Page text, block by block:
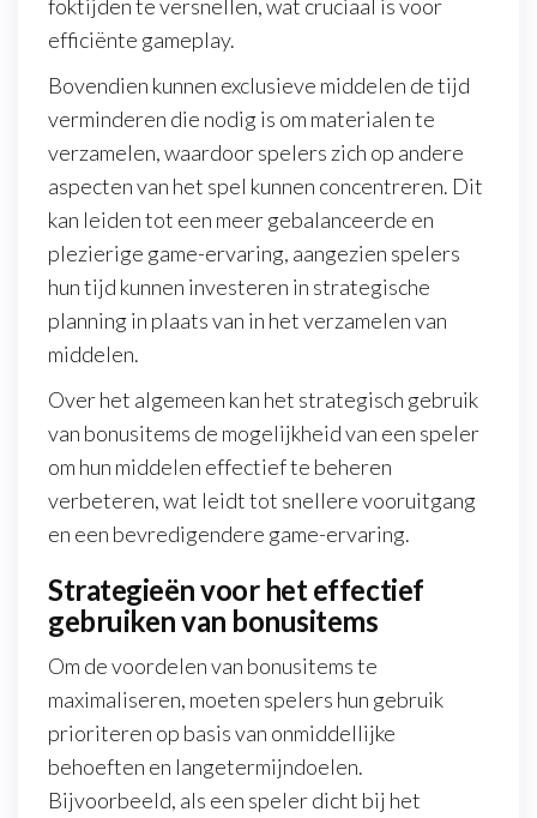
foktijden te versnellen, wat cruciaal is voor
efficiënte gameplay.
Bovendien kunnen exclusieve middelen de tijd
verminderen die nodig is om materialen te
verzamelen, waardoor spelers zich op andere
aspecten van het spel kunnen concentreren. Dit
kan leiden tot een meer gebalanceerde en
plezierige game-ervaring, aangezien spelers
hun tijd kunnen investeren in strategische
planning in plaats van in het verzamelen van
middelen.
Over het algemeen kan het strategisch gebruik
van bonusitems de mogelijkheid van een speler
om hun middelen effectief te beheren
verbeteren, wat leidt tot snellere vooruitgang
en een bevredigendere game-ervaring.
Strategieën voor het effectief
gebruiken van bonusitems
Om de voordelen van bonusitems te
maximaliseren, moeten spelers hun gebruik
prioriteren op basis van onmiddellijke
behoeften en langetermijndoelen.
Bijvoorbeeld, als een speler dicht bij het